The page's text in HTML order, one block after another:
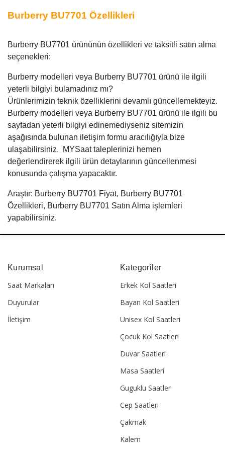
Burberry BU7701 Özellikleri
Burberry BU7701 ürününün özellikleri ve taksitli satın alma
seçenekleri:
Burberry modelleri veya Burberry BU7701 ürünü ile ilgili
yeterli bilgiyi bulamadınız mı?
Ürünlerimizin teknik özelliklerini devamlı güncellemekteyiz.
Burberry modelleri veya Burberry BU7701 ürünü ile ilgili bu
sayfadan yeterli bilgiyi edinemediyseniz sitemizin
aşağısında bulunan iletişim formu aracılığıyla bize
ulaşabilirsiniz. MYSaat taleplerinizi hemen
değerlendirerek ilgili ürün detaylarının güncellenmesi
konusunda çalışma yapacaktır.
Araştır: Burberry BU7701 Fiyat, Burberry BU7701
Özellikleri, Burberry BU7701 Satın Alma işlemleri
yapabilirsiniz.
Kurumsal
Saat Markaları
Duyurular
İletişim
Kategoriler
Erkek Kol Saatleri
Bayan Kol Saatleri
Unisex Kol Saatleri
Çocuk Kol Saatleri
Duvar Saatleri
Masa Saatleri
Guguklu Saatler
Cep Saatleri
Çakmak
Kalem